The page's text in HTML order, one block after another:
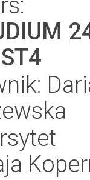
ST4